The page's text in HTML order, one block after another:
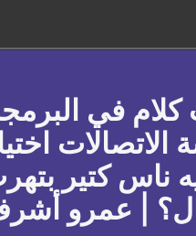
في
ناس كتير
| عمرو